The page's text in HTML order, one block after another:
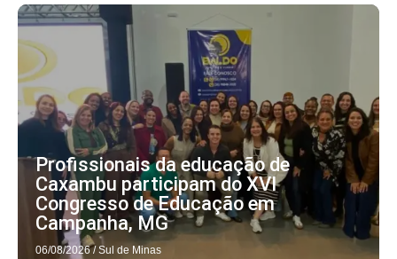
Profissionais da educação de
Caxambu participam do XVI
Congresso de Educação em
Campanha, MG
06/08/2026 / Sul de Minas